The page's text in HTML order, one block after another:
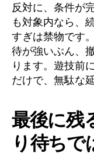
反対に、条件が
も対象内なら、
すぎは禁物です
待が強いぶん、
ります。遊技前
だけで、無駄な
最後に残
り待ちで